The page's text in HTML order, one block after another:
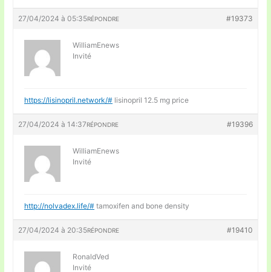
27/04/2024 à 05:35 #19373
RÉPONDRE
WilliamEnews
Invité
https://lisinopril.network/# lisinopril 12.5 mg price
27/04/2024 à 14:37 #19396
RÉPONDRE
WilliamEnews
Invité
http://nolvadex.life/# tamoxifen and bone density
27/04/2024 à 20:35 #19410
RÉPONDRE
RonaldVed
Invité